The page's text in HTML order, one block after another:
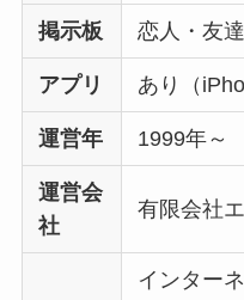
掲示板 恋人・友
アプリ あり（
運営年 1999年～
運営会
社
有限会社
インター